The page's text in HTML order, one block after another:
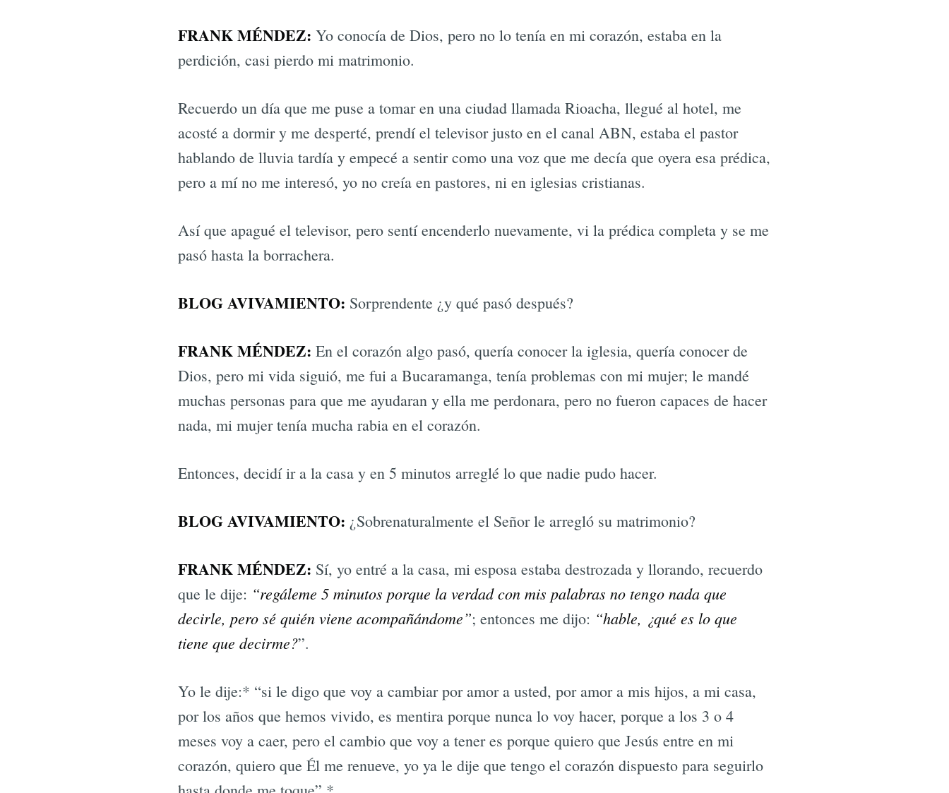
FRANK MÉNDEZ: Yo conocía de Dios, pero no lo tenía en mi corazón, estaba en la
perdición, casi pierdo mi matrimonio.
Recuerdo un día que me puse a tomar en una ciudad llamada Rioacha, llegué al hotel, me
acosté a dormir y me desperté, prendí el televisor justo en el canal ABN, estaba el pastor
hablando de lluvia tardía y empecé a sentir como una voz que me decía que oyera esa prédica,
pero a mí no me interesó, yo no creía en pastores, ni en iglesias cristianas.
Así que apagué el televisor, pero sentí encenderlo nuevamente, vi la prédica completa y se me
pasó hasta la borrachera.
BLOG AVIVAMIENTO: Sorprendente ¿y qué pasó después?
FRANK MÉNDEZ: En el corazón algo pasó, quería conocer la iglesia, quería conocer de
Dios, pero mi vida siguió, me fui a Bucaramanga, tenía problemas con mi mujer; le mandé
muchas personas para que me ayudaran y ella me perdonara, pero no fueron capaces de hacer
nada, mi mujer tenía mucha rabia en el corazón.
Entonces, decidí ir a la casa y en 5 minutos arreglé lo que nadie pudo hacer.
BLOG AVIVAMIENTO: ¿Sobrenaturalmente el Señor le arregló su matrimonio?
FRANK MÉNDEZ: Sí, yo entré a la casa, mi esposa estaba destrozada y llorando, recuerdo
que le dije: “regáleme 5 minutos porque la verdad con mis palabras no tengo nada que
decirle, pero sé quién viene acompañándome”; entonces me dijo: “hable, ¿qué es lo que
tiene que decirme?”.
Yo le dije:* “si le digo que voy a cambiar por amor a usted, por amor a mis hijos, a mi casa,
por los años que hemos vivido, es mentira porque nunca lo voy hacer, porque a los 3 o 4
meses voy a caer, pero el cambio que voy a tener es porque quiero que Jesús entre en mi
corazón, quiero que Él me renueve, yo ya le dije que tengo el corazón dispuesto para seguirlo